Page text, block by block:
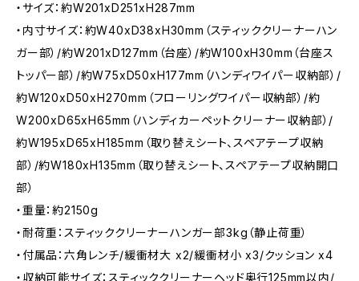
・サイズ：約W201xD251xH287mm
・内寸サイズ：約W40xD38xH30mm（スティッククリーナーハン
ガー部）/約W201xD127mm（台座）/約W100xH30mm（台座ス
トッパー部）/約W75xD50xH177mm（ハンディワイパー収納部）/
約W120xD50xH270mm（フローリングワイパー収納部）/約
W200xD65xH65mm（ハンディカーペットクリーナー収納部）/
約W195xD65xH185mm（取り替えシート、スペアテープ収納
部）/約W180xH135mm（取り替えシート、スペアテープ収納開口
部）
・重量：約2150g
・耐荷重：スティッククリーナーハンガー部3kg（静止荷重）
・付属品：六角レンチ/緩衝材大 x2/緩衝材小 x3/クッション x4
・収納可能サイズ：スティッククリーナーヘッド奥行125mm以内/